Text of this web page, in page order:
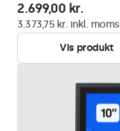
2.699,00 kr.
3.373,75 kr. inkl. moms
Vis produkt